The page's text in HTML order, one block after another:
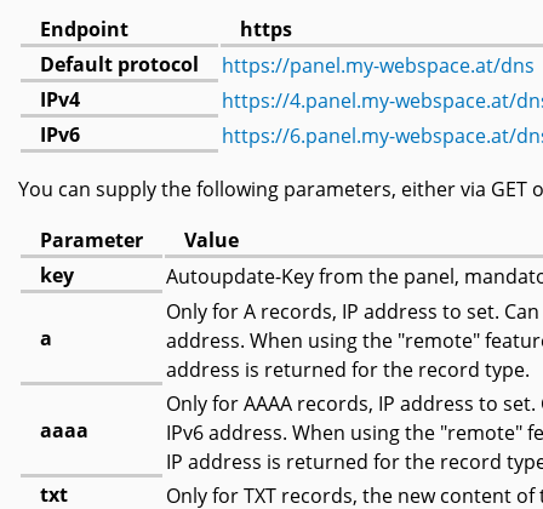
Endpoint
https
Default protocol
https://panel.my-webspace.at/dns
IPv4
https://4.panel.my-webspace.at/
IPv6
https://6.panel.my-webspace.at/
You can supply the following parameters, either via GET
Parameter
Value
key
Autoupdate-Key from the panel,
a
Only for A records, IP address to set.
address. When using the "remote"
address is returned for the record type.
aaaa
Only for AAAA records, IP address to
IPv6 address. When using the "remote"
IP address is returned for the record
txt
Only for TXT records, the new content